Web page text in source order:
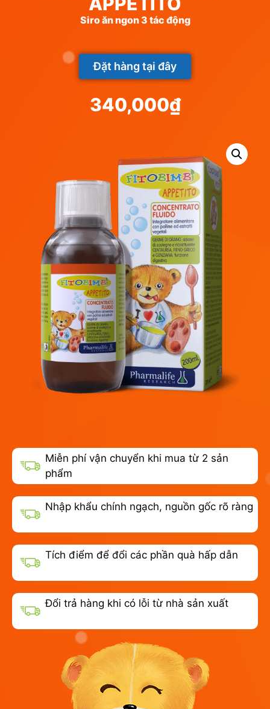
Siro ăn ngon 3 tác động
Đặt hàng tại đây
340,000₫
Miễn phí vận chuyển khi mua từ 2 sản
phẩm
Nhập khẩu chính ngạch, nguồn gốc rõ ràng
Tích điểm để đổi các phần quà hấp dẫn
Đổi trả hàng khi có lỗi từ nhà sản xuất